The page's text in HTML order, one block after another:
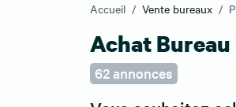
Accueil Vente bureaux
Achat
62 annonces